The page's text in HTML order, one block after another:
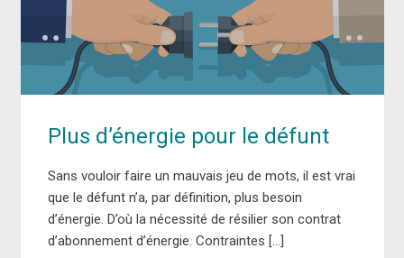
Plus d’énergie pour le défunt
Sans vouloir faire un mauvais jeu de mots, il est vrai
que le défunt n’a, par définition, plus besoin
d’énergie. D’où la nécessité de résilier son contrat
d’abonnement d’énergie. Contraintes […]